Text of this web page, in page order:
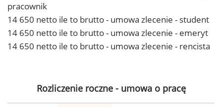
pracownik
14 650 netto ile to brutto - umowa zlecenie - student
14 650 netto ile to brutto - umowa zlecenie - emeryt
14 650 netto ile to brutto - umowa zlecenie - rencista
Rozliczenie roczne - umowa o pracę